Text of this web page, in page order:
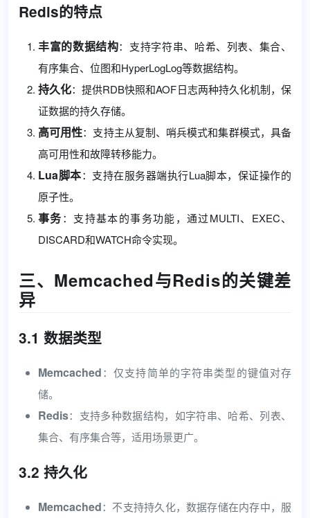
Redis的特点
丰富的数据结构：支持字符串、哈希、列表、集合、
有序集合、位图和HyperLogLog等数据结构。
持久化：提供RDB快照和AOF日志两种持久化机制，保
证数据的持久存储。
高可用性：支持主从复制、哨兵模式和集群模式，具备
高可用性和故障转移能力。
Lua脚本：支持在服务器端执行Lua脚本，保证操作的
原子性。
事务：支持基本的事务功能，通过MULTI、EXEC、
DISCARD和WATCH命令实现。
三、Memcached与Redis的关键差
异
3.1 数据类型
Memcached：仅支持简单的字符串类型的键值对存
储。
Redis：支持多种数据结构，如字符串、哈希、列表、
集合、有序集合等，适用场景更广。
3.2 持久化
Memcached：不支持持久化，数据存储在内存中，服